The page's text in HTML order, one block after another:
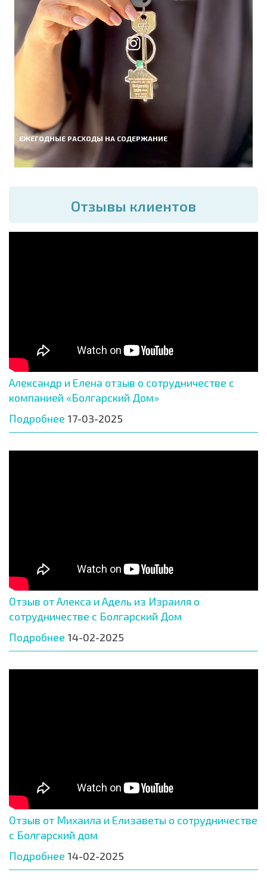
ЕЖЕГОДНЫЕ РАСХОДЫ НА СОДЕРЖАНИЕ
Отзывы клиентов
Александр и Елена отзыв о сотрудничестве с
компанией «Болгарский Дом»
Подробнее 17-03-2025
Отзыв от Алекса и Адель из Израиля о
сотрудничестве с Болгарский Дом
Подробнее 14-02-2025
Отзыв от Михаила и Елизаветы о сотрудничестве
с Болгарский дом
Подробнее 14-02-2025